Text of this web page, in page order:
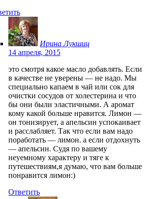
Ирина Лукшиц
14 апреля, 2015
это смотря какое масло добавлять. Если
в качестве не уверены — не надо. Мы
специально капаем в чай или сок для
очистки сосудов от холестерина и что
бы они были эластичными. А аромат
кому какой больше нравится. Лимон —
он тонизирует, а апельсин успокаивает
и расслабляет. Так что если вам надо
поработать — лимон. а если отдохнуть
— апельсин. Судя по вашему
неуемному характеру и тяге к
путешествиям,я думаю, что вам больше
понравится лимон:)
Ответить